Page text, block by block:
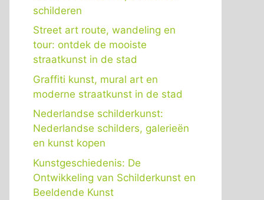
schilderen
Street art route, wandeling en
tour: ontdek de mooiste
straatkunst in de stad
Graffiti kunst, mural art en
moderne straatkunst in de stad
Nederlandse schilderkunst:
Nederlandse schilders, galerieën
en kunst kopen
Kunstgeschiedenis: De
Ontwikkeling van Schilderkunst en
Beeldende Kunst